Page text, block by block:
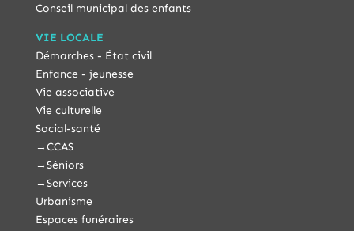
Conseil municipal des enfants
VIE LOCALE
Démarches - État civil
Enfance - jeunesse
Vie associative
Vie culturelle
Social-santé
→CCAS
→Séniors
→Services
Urbanisme
Espaces funéraires